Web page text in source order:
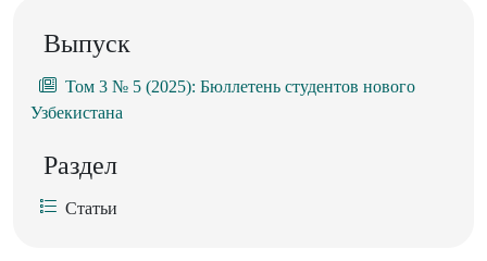
Выпуск
Том 3 № 5 (2025): Бюллетень студентов нового
Узбекистана
Раздел
Статьи